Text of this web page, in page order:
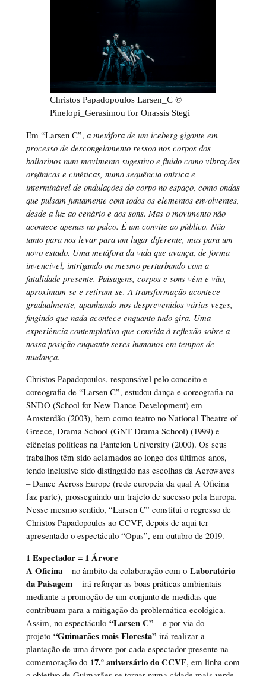
Christos Papadopoulos Larsen_C ©
Pinelopi_Gerasimou for Onassis Stegi
Em “Larsen C”, a metáfora de um iceberg gigante em
processo de descongelamento ressoa nos corpos dos
bailarinos num movimento sugestivo e fluido como vibrações
orgânicas e cinéticas, numa sequência onírica e
interminável de ondulações do corpo no espaço, como ondas
que pulsam juntamente com todos os elementos envolventes,
desde a luz ao cenário e aos sons. Mas o movimento não
acontece apenas no palco. É um convite ao público. Não
tanto para nos levar para um lugar diferente, mas para um
novo estado. Uma metáfora da vida que avança, de forma
invencível, intrigando ou mesmo perturbando com a
fatalidade presente. Paisagens, corpos e sons vêm e vão,
aproximam-se e retiram-se. A transformação acontece
gradualmente, apanhando-nos desprevenidos várias vezes,
fingindo que nada acontece enquanto tudo gira. Uma
experiência contemplativa que convida à reflexão sobre a
nossa posição enquanto seres humanos em tempos de
mudança.
Christos Papadopoulos, responsável pelo conceito e
coreografia de “Larsen C”, estudou dança e coreografia na
SNDO (School for New Dance Development) em
Amsterdão (2003), bem como teatro no National Theatre of
Greece, Drama School (GNT Drama School) (1999) e
ciências políticas na Panteion University (2000). Os seus
trabalhos têm sido aclamados ao longo dos últimos anos,
tendo inclusive sido distinguido nas escolhas da Aerowaves
– Dance Across Europe (rede europeia da qual A Oficina
faz parte), prosseguindo um trajeto de sucesso pela Europa.
Nesse mesmo sentido, “Larsen C” constitui o regresso de
Christos Papadopoulos ao CCVF, depois de aqui ter
apresentado o espectáculo “Opus”, em outubro de 2019.
1 Espectador = 1 Árvore
A Oficina– no âmbito da colaboração com o Laboratório
da Paisagem– irá reforçar as boas práticas ambientais
mediante a promoção de um conjunto de medidas que
contribuam para a mitigação da problemática ecológica.
Assim, no espectáculo “Larsen C”– e por via do
projeto “Guimarães mais Floresta”irá realizar a
plantação de uma árvore por cada espectador presente na
comemoração do 17.º aniversário do CCVF, em linha com